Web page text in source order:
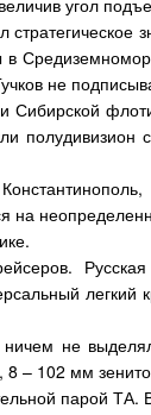
не
не
102 мм
парой ТА.